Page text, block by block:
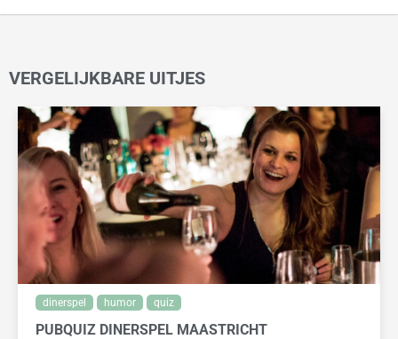
VERGELIJKBARE UITJES
dinerspel humor quiz
PUBQUIZ DINERSPEL MAASTRICHT